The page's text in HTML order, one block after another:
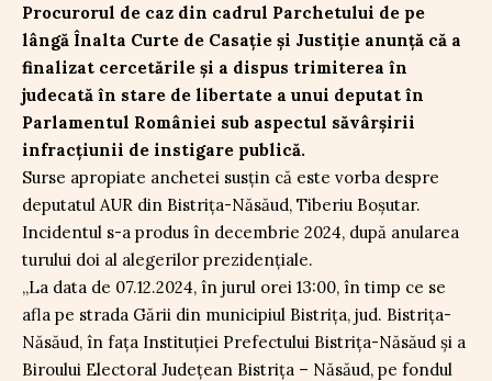
Procurorul de caz din cadrul Parchetului de pe
lângă Înalta Curte de Casaţie şi Justiţie anunță că a
finalizat cercetările și a dispus trimiterea în
judecată în stare de libertate a unui deputat în
Parlamentul României sub aspectul săvârșirii
infracțiunii de instigare publică.
Surse apropiate anchetei susțin că este vorba despre
deputatul AUR din Bistriţa-Năsăud, Tiberiu Boşutar.
Incidentul s-a produs în decembrie 2024, după anularea
turului doi al alegerilor prezidențiale.
„La data de 07.12.2024, în jurul orei 13:00, în timp ce se
afla pe strada Gării din municipiul Bistrița, jud. Bistrița-
Năsăud, în fața Instituției Prefectului Bistrița-Năsăud și a
Biroului Electoral Județean Bistrița – Năsăud, pe fondul